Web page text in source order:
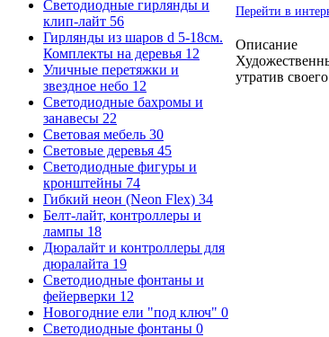
Светодиодные гирлянды и
клип-лайт 56
Гирлянды из шаров d 5-18cм.
Комплекты на деревья 12
Уличные перетяжки и
звездное небо 12
Светодиодные бахромы и
занавесы 22
Световая мебель 30
Световые деревья 45
Светодиодные фигуры и
кронштейны 74
Гибкий неон (Neon Flex) 34
Белт-лайт, контроллеры и
лампы 18
Дюралайт и контроллеры для
дюралайта 19
Светодиодные фонтаны и
фейерверки 12
Новогодние ели "под ключ" 0
Светодиодные фонтаны 0
Перейти в
Описание
утратив